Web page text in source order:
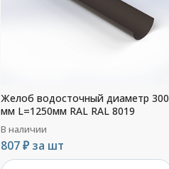
Желоб водосточный диаметр 300
мм L=1250мм RAL RAL 8019
В наличии
807 ₽ за шт